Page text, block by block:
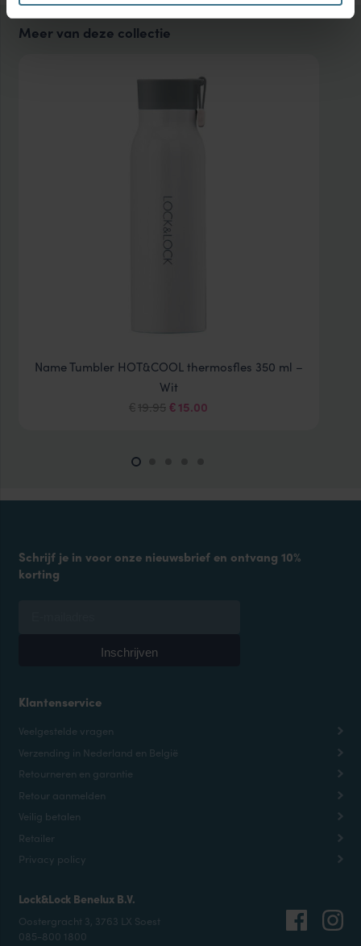
Meer van deze collectie
Name Tumbler HOT&COOL thermosfles 350 ml –
Wit
€19.95Oorspronkelijke
€15.00
Klantenservice
Veelgestelde vragen
Verzending in Nederland en België
Retourneren en garantie
Retour aanmelden
Veilig betalen
Retailer
Privacy policy
Lock&Lock Benelux B.V.
Oostergracht 3, 3763 LX Soest
085-800 1800
Schrijf je in voor onze nieuwsbrief en ontvang 10%
korting